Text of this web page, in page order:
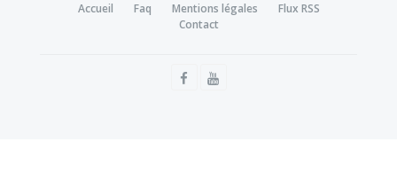
Accueil Faq Mentions légales
Flux RSS
Contact